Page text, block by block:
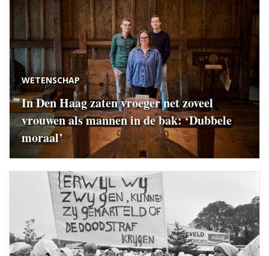
WETENSCHAP
In Den Haag zaten vroeger net zoveel
vrouwen als mannen in de bak: ‘Dubbele
moraal’